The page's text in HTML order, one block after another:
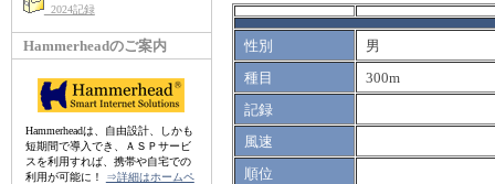
2024記録
Hammerheadのご案内
Hammerheadは、自由設計、しかも
短期間で導入でき、ＡＳＰサービ
スを利用すれば、携帯や自宅での
利用が可能に！
⇒詳細はホームペ
性別
男
種目
300m
記録
風速
順位